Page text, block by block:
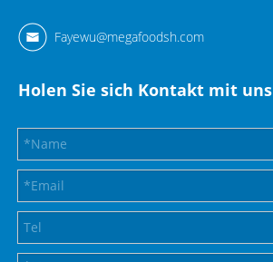
Fayewu@megafoodsh.com
Holen Sie sich Kontakt mit uns